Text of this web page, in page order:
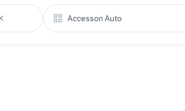
Accessori Auto